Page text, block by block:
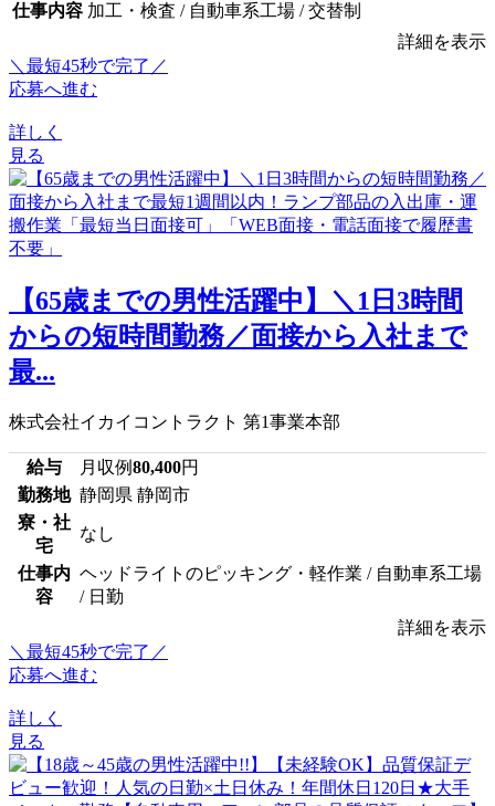
仕事内容 加工・検査 / 自動車系工場 / 交替制
詳細を表示
＼最短45秒で完了／
応募へ進む
詳しく
見る
【65歳までの男性活躍中】＼1日3時間
からの短時間勤務／面接から入社まで
最...
株式会社イカイコントラクト 第1事業本部
給与 月収例80,400円
勤務地 静岡県 静岡市
寮・社
宅
なし
仕事内
容
ヘッドライトのピッキング・軽作業 / 自動車系工場
/ 日勤
詳細を表示
＼最短45秒で完了／
応募へ進む
詳しく
見る